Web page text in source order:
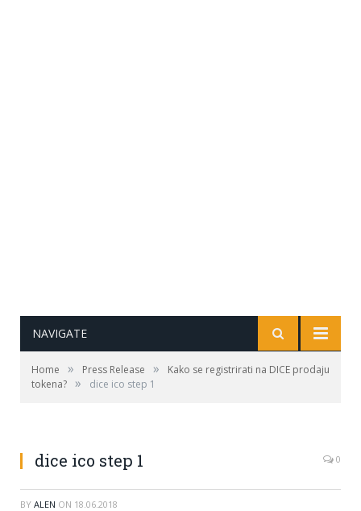
NAVIGATE
Home » Press Release »
Kako se registrirati na DICE prodaju
tokena? » dice ico step 1
dice ico step 1 0
BY ALEN ON 18.06.2018